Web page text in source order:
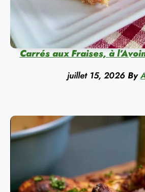
Carrés aux Fraises, à
juillet 15, 2026 By